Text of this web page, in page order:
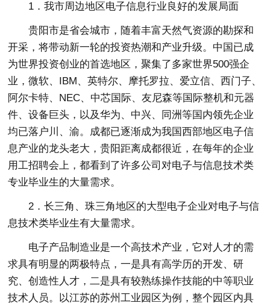
1．我市周边地区电子信息行业良好的发展局面
贵阳市是省会城市，随着丰富天然气资源的勘探和
开采，将带动新一轮的投资热潮和产业升级。中国已成
为世界投资创业的首选地区，聚集了多家世界500强企
业，微软、IBM、英特尔、摩托罗拉、爱立信、西门子、
阿尔卡特、NEC、中芯国际、友尼森等国际整机和元器
件、设备巨头，以及华为、中兴、同洲等国内领先企业
均已落户川、渝。成都已逐渐成为我国西部地区电子信
息产业的龙头老大，贵阳距离成都很近，在每年的企业
用工招聘会上，都看到了许多公司对电子与信息技术类
专业毕业生的大量需求。
2．长三角、珠三角地区的大型电子企业对电子与信
息技术类毕业生有大量需求。
电子产品制造业是一个高技术产业，它对人才的需
求具有明显的两极特点，一是具有高学历的开发、研
究、创造性人才，二是具有较熟练操作技能的中等职业
技术人员。以江苏的苏州工业园区为例，整个园区内具